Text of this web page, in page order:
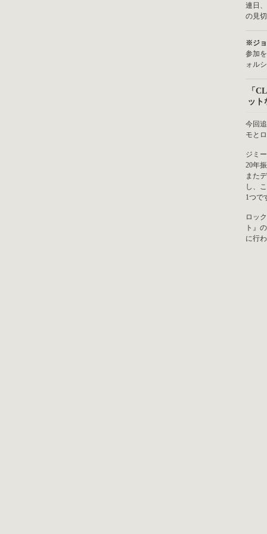
連日
の見
※ジョ
参加
ォル
「
ット
今回
モと
ジミ
20年
また
し、
1つで
ロッ
ト』
に行